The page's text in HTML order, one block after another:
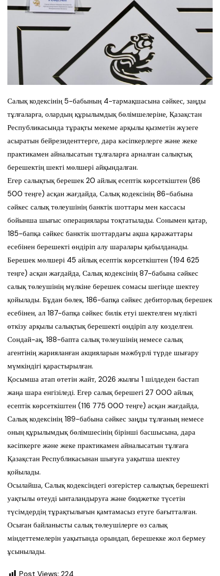
Салық кодексінің 5-бабының 4-тармақшасына сәйкес, заңды
тұлғаларға, олардың құрылымдық бөлімшелеріне, Қазақстан
Республикасында тұрақты мекеме арқылы қызметін жүзеге
асыратын бейрезиденттерге, дара кәсіпкерлерге және жеке
практикамен айналысатын тұлғаларға арналған салықтық
берешектің шекті мөлшері айқындалған.
Егер салықтық берешек 20 айлық есептік көрсеткіштен (86
500 теңге) асқан жағдайда, Салық кодексінің 86-бабына
сәйкес салық төлеушінің банктік шоттары мен кассасы
бойынша шығыс операциялары тоқтатылады. Сонымен қатар,
185-бапқа сәйкес банктік шоттардағы ақша қаражаттары
есебінен берешекті өндіріп алу шаралары қабылданады.
Берешек мөлшері 45 айлық есептік көрсеткіштен (194 625
теңге) асқан жағдайда, Салық кодексінің 87-бабына сәйкес
салық төлеушінің мүлкіне берешек сомасы шегінде шектеу
қойылады. Бұдан бөлек, 186-бапқа сәйкес дебиторлық берешек
есебінен, ал 187-бапқа сәйкес билік етуі шектелген мүлікті
өткізу арқылы салықтық берешекті өндіріп алу көзделген.
Сондай-ақ, 188-бапта салық төлеушінің немесе салық
агентінің жарияланған акцияларын мәжбүрлі түрде шығару
мүмкіндігі қарастырылған.
Қосымша атап өтетін жайт, 2026 жылғы 1 шілдеден бастап
жаңа шара енгізіледі. Егер салық берешегі 27 000 айлық
есептік көрсеткіштен (116 775 000 теңге) асқан жағдайда,
Салық кодексінің 189-бабына сәйкес заңды тұлғаның немесе
оның құрылымдық бөлімшесінің бірінші басшысына, дара
кәсіпкерге және жеке практикамен айналысатын тұлғаға
Қазақстан Республикасынан шығуға уақытша шектеу
қойылады.
Осылайша, Салық кодексіндегі өзгерістер салықтық берешекті
уақтылы өтеуді ынталандыруға және бюджетке түсетін
түсімдердің тұрақтылығын қамтамасыз етуге бағытталған.
Осыған байланысты салық төлеушілерге өз салық
міндеттемелерін уақытында орындап, берешекке жол бермеу
ұсынылады.
Post Views: 224